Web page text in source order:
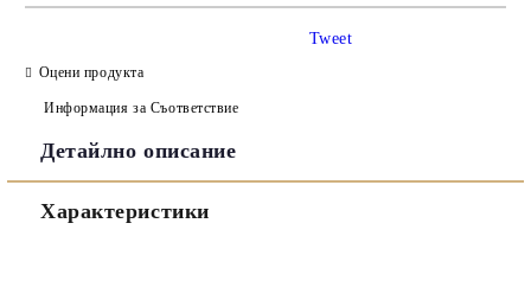
Ние ще се свържем с вас в рамките на работния ден.
Tweet
Оцени продукта
Информация за Съответствие
Детайлно описание
Характеристики